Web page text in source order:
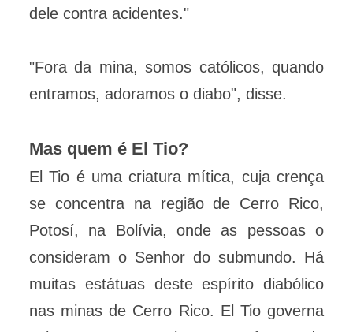
dele contra acidentes."
"Fora da mina, somos católicos, quando
entramos, adoramos o diabo", disse.
Mas quem é El Tio?
El Tio é uma criatura mítica, cuja crença
se concentra na região de Cerro Rico,
Potosí, na Bolívia, onde as pessoas o
consideram o Senhor do submundo. Há
muitas estátuas deste espírito diabólico
nas minas de Cerro Rico. El Tio governa